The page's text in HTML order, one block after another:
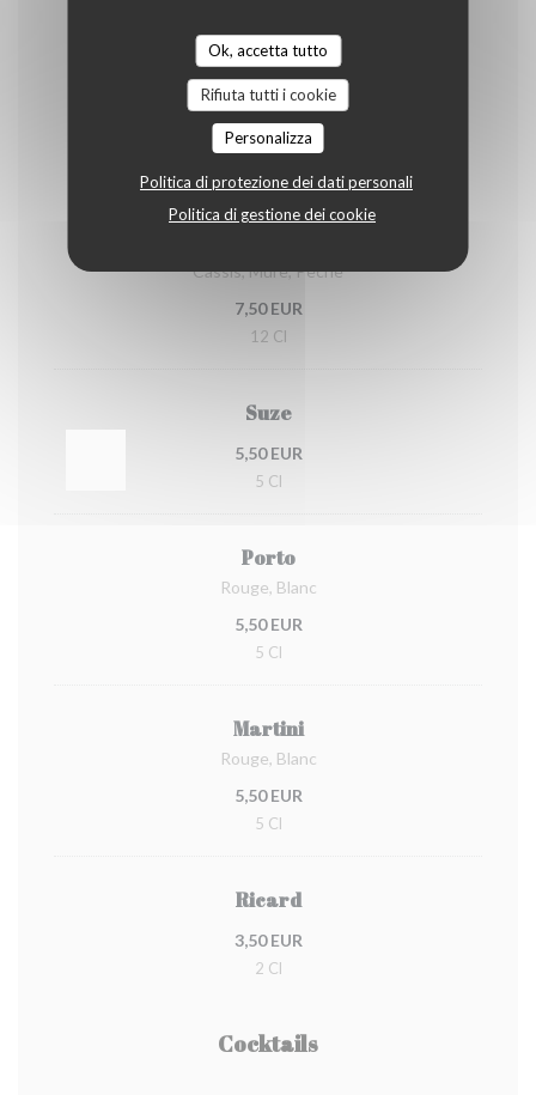
Ok, accetta tutto
Rifiuta tutti i cookie
Personalizza
Politica di protezione dei dati personali
Politica di gestione dei cookie
Champagne
12,00 EUR
Apéritifs
Cassis, Mûre, Pêche
7,50 EUR
12 Cl
Suze
5,50 EUR
5 Cl
Porto
Rouge, Blanc
5,50 EUR
5 Cl
Martini
Rouge, Blanc
5,50 EUR
5 Cl
Ricard
3,50 EUR
2 Cl
Cocktails